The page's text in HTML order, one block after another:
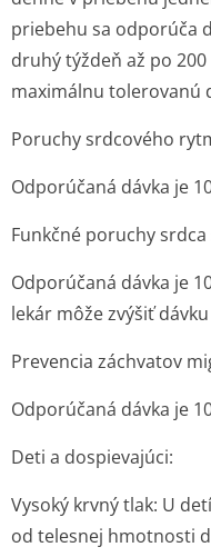
priebehu sa odporúča
druhý týždeň až po
maximálnu tolerovanú
Poruchy srdcového
Odporúčaná dávka je
Funkčné poruchy
Odporúčaná dávka je
lekár môže zvýšiť
Prevencia záchvatov
Odporúčaná dávka je
Deti a dospievajúci:
Vysoký krvný tlak: U
od telesnej hmotnosti